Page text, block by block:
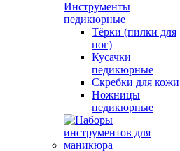
Инструменты
педикюрные
Тёрки (пилки для
ног)
Кусачки
педикюрные
Скребки для кожи
Ножницы
педикюрные